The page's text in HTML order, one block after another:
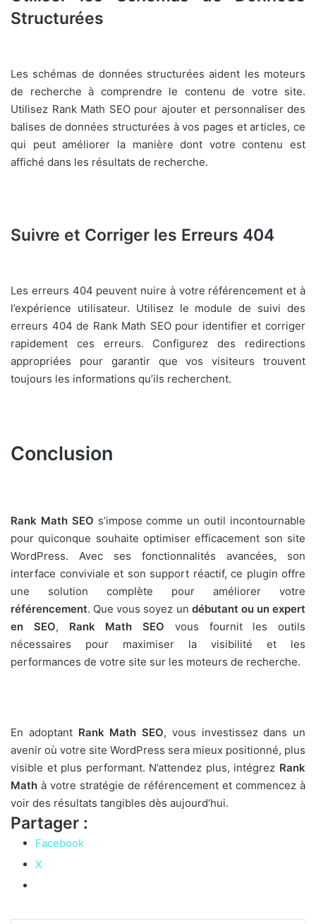
Structurées
Les schémas de données structurées aident les moteurs
de recherche à comprendre le contenu de votre site.
Utilisez Rank Math SEO pour ajouter et personnaliser des
balises de données structurées à vos pages et articles, ce
qui peut améliorer la manière dont votre contenu est
affiché dans les résultats de recherche.
Suivre et Corriger les Erreurs 404
Les erreurs 404 peuvent nuire à votre référencement et à
l’expérience utilisateur. Utilisez le module de suivi des
erreurs 404 de Rank Math SEO pour identifier et corriger
rapidement ces erreurs. Configurez des redirections
appropriées pour garantir que vos visiteurs trouvent
toujours les informations qu’ils recherchent.
Conclusion
Rank Math SEO s’impose comme un outil incontournable
pour quiconque souhaite optimiser efficacement son site
WordPress. Avec ses fonctionnalités avancées, son
interface conviviale et son support réactif, ce plugin offre
une solution complète pour améliorer votre
référencement. Que vous soyez un débutant ou un expert
en SEO, Rank Math SEO vous fournit les outils
nécessaires pour maximiser la visibilité et les
performances de votre site sur les moteurs de recherche.
En adoptant Rank Math SEO, vous investissez dans un
avenir où votre site WordPress sera mieux positionné, plus
visible et plus performant. N’attendez plus, intégrez Rank
Math à votre stratégie de référencement et commencez à
voir des résultats tangibles dès aujourd’hui.
Partager :
Facebook
X